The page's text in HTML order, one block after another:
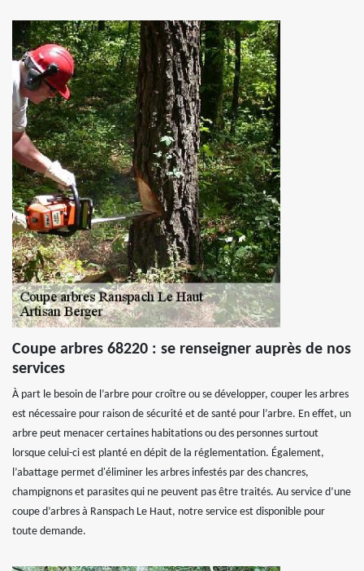
Coupe arbres 68220 : se renseigner auprès de nos
services
À part le besoin de l’arbre pour croître ou se développer, couper les arbres
est nécessaire pour raison de sécurité et de santé pour l’arbre. En effet, un
arbre peut menacer certaines habitations ou des personnes surtout
lorsque celui-ci est planté en dépit de la réglementation. Également,
l’abattage permet d'éliminer les arbres infestés par des chancres,
champignons et parasites qui ne peuvent pas être traités. Au service d’une
coupe d’arbres à Ranspach Le Haut, notre service est disponible pour
toute demande.